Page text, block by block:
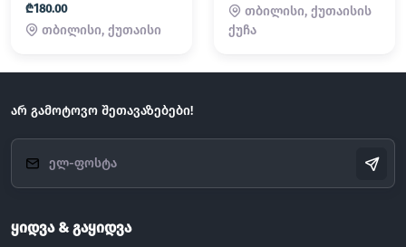
₾180.00
თბილისი, ქუთაისი
თბილისი, ქუთაისის
ქუჩა
არ გამოტოვო შეთავაზებები!
ყიდვა & გაყიდვა